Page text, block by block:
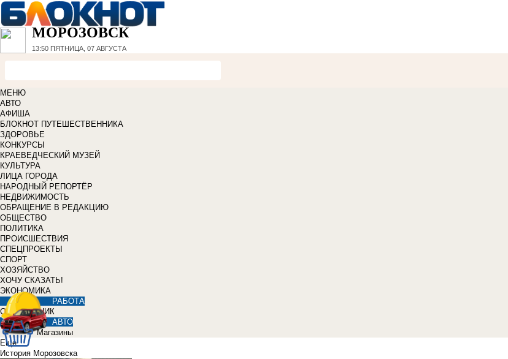
МОРОЗОВСК
13:50 ПЯТНИЦА, 07 АВГУСТА
МЕНЮ
АВТО
АФИША
БЛОКНОТ ПУТЕШЕСТВЕННИКА
ЗДОРОВЬЕ
КОНКУРСЫ
КРАЕВЕДЧЕСКИЙ МУЗЕЙ
КУЛЬТУРА
ЛИЦА ГОРОДА
НАРОДНЫЙ РЕПОРТЁР
НЕДВИЖИМОСТЬ
ОБРАЩЕНИЕ В РЕДАКЦИЮ
ОБЩЕСТВО
ПОЛИТИКА
ПРОИСШЕСТВИЯ
СПЕЦПРОЕКТЫ
СПОРТ
ХОЗЯЙСТВО
ХОЧУ СКАЗАТЬ!
ЭКОНОМИКА
РАБОТА
СПРАВОЧНИК
АВТО
Магазины
Еще
История Морозовска